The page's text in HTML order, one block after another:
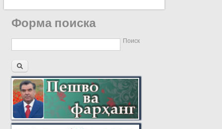
Форма поиска
Поиск